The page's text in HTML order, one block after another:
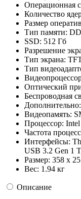
Операционная
Количество
Размер
Тип памяти:
SSD: 512 Гб
Разрешение
Тип экрана:
Тип
Оптический
Беспроводная
Дополнительно:
Видеопамять:
Процессор:
Частота
Интерфейсы:
USB 3.2 Gen 1
Размер: 358 x
Вес: 1.94 кг
Описание